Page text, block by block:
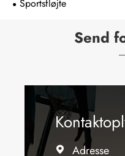
Sportsfløjte
Send
 Adresse